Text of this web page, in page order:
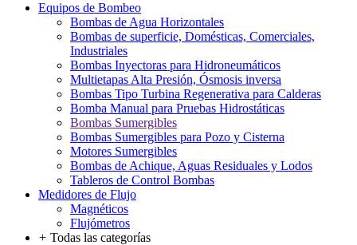
Equipos de Bombeo
Bombas de Agua Horizontales
Bombas de superficie, Domésticas, Comerciales,
Industriales
Bombas Inyectoras para Hidroneumáticos
Multietapas Alta Presión, Ósmosis inversa
Bombas Tipo Turbina Regenerativa para Calderas
Bomba Manual para Pruebas Hidrostáticas
Bombas Sumergibles
Bombas Sumergibles para Pozo y Cisterna
Motores Sumergibles
Bombas de Achique, Aguas Residuales y Lodos
Tableros de Control Bombas
Medidores de Flujo
Magnéticos
Flujómetros
+ Todas las categorías